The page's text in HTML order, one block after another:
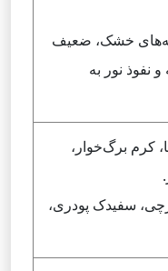
خشک، ضعیف
و نفوذ نور به
کرم برگ‌خوار،
سفیدک پودری،